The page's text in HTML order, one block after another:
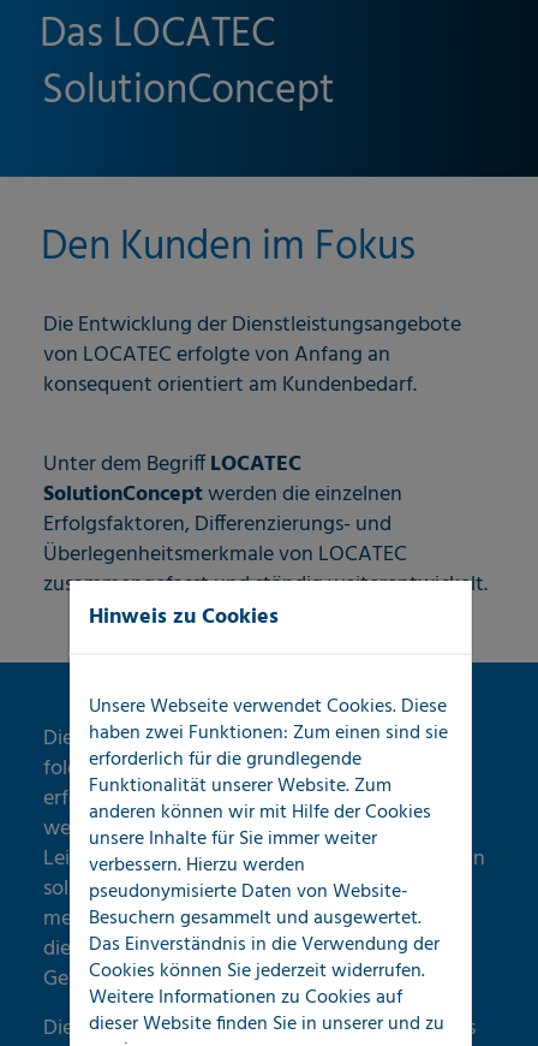
Das LOCATEC
SolutionConcept
Den Kunden im Fokus
Die Entwicklung der Dienstleistungsangebote
von LOCATEC erfolgte von Anfang an
konsequent orientiert am Kundenbedarf.
Unter dem BegriffLOCATEC
SolutionConceptwerden die einzelnen
Erfolgsfaktoren, Differenzierungs- und
Überlegenheitsmerkmale von LOCATEC
zusammengefasst und ständig weiterentwickelt.
Die Inhalte des LOCATEC SolutionConcepts
folgen unserer Grundüberzeugung, dass
erfolgreiche Unternehmen ihr
wettbewerbsdifferenzierendes
Leistungsspektrum kundenorientiert entwickeln
sollten und Unternehmenserfolg ein Mix aus
mehreren Alleinstellungsmerkmalen erfordert,
die in der Summe das wettbewerbsüberlegene
Gesamtangebot bilden.
Die Wachstumsdynamik von LOCATEC und das
Hinweis zu Cookies
Unsere Webseite verwendet Cookies. Diese
haben zwei Funktionen: Zum einen sind sie
erforderlich für die grundlegende
Funktionalität unserer Website. Zum
anderen können wir mit Hilfe der Cookies
unsere Inhalte für Sie immer weiter
verbessern. Hierzu werden
pseudonymisierte Daten von Website-
Besuchern gesammelt und ausgewertet.
Das Einverständnis in die Verwendung der
Cookies können Sie jederzeit widerrufen.
Weitere Informationen zu Cookies auf
dieser Website finden Sie in unsererund zu